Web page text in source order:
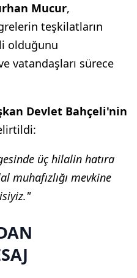
Mucur,
teşkilatların
olduğunu
vatandaşları sürece
Devlet Bahçeli'nin
üç hilalin hatıra
muhafızlığı mevkine